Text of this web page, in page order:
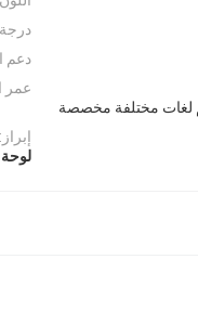
دعم
عمر
لغات مختلفة مخصصة
إبراز: